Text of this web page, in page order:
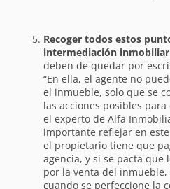
Recoger todos estos
intermediación
deben de quedar por
“En ella, el agente no
el inmueble, solo que se
las acciones posibles
el experto de Alfa
importante reflejar en
el propietario tiene que
agencia, y si se pacta que
por la venta del
cuando se perfeccione la